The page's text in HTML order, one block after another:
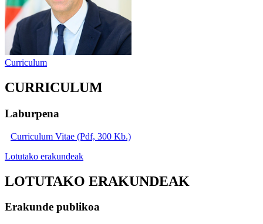
Curriculum
CURRICULUM
Laburpena
Curriculum Vitae (Pdf, 300 Kb.)
Lotutako erakundeak
LOTUTAKO ERAKUNDEAK
Erakunde publikoa